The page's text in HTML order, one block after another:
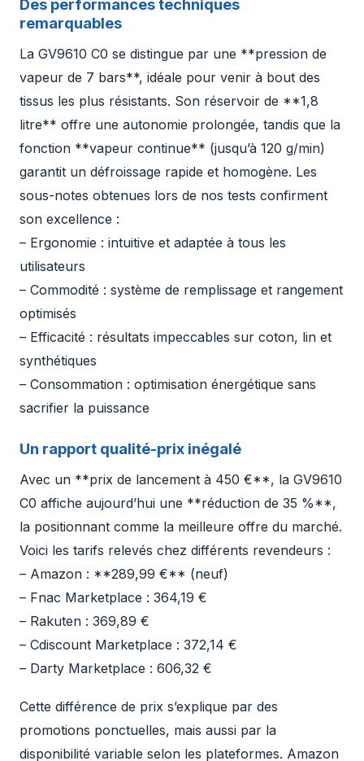
Des performances techniques
remarquables
La GV9610 C0 se distingue par une **pression de
vapeur de 7 bars**, idéale pour venir à bout des
tissus les plus résistants. Son réservoir de **1,8
litre** offre une autonomie prolongée, tandis que la
fonction **vapeur continue** (jusqu’à 120 g/min)
garantit un défroissage rapide et homogène. Les
sous-notes obtenues lors de nos tests confirment
son excellence :
– Ergonomie : intuitive et adaptée à tous les
utilisateurs
– Commodité : système de remplissage et rangement
optimisés
– Efficacité : résultats impeccables sur coton, lin et
synthétiques
– Consommation : optimisation énergétique sans
sacrifier la puissance
Un rapport qualité-prix inégalé
Avec un **prix de lancement à 450 €**, la GV9610
C0 affiche aujourd’hui une **réduction de 35 %**,
la positionnant comme la meilleure offre du marché.
Voici les tarifs relevés chez différents revendeurs :
– Amazon : **289,99 €** (neuf)
– Fnac Marketplace : 364,19 €
– Rakuten : 369,89 €
– Cdiscount Marketplace : 372,14 €
– Darty Marketplace : 606,32 €
Cette différence de prix s’explique par des
promotions ponctuelles, mais aussi par la
disponibilité variable selon les plateformes. Amazon